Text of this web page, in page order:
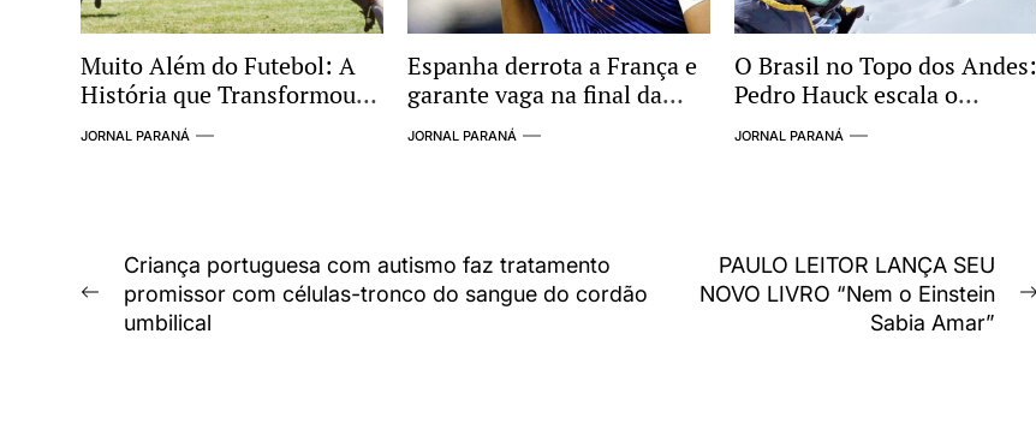
Muito Além do Futebol: A
História que Transformou
Argentina e Inglaterra em
JORNAL PARANÁ
Espanha derrota a França e
garante vaga na final da
Copa do Mundo de 2026
JORNAL PARANÁ
O Brasil no Topo dos Andes:
Pedro Hauck escala o
Coropuna e se torna o 2º
JORNAL PARANÁ
Navegação
de
Post
Previous
post:
Criança portuguesa com autismo faz tratamento
promissor com células-tronco do sangue do cordão
umbilical
PAULO LEITOR LANÇA SEU
NOVO LIVRO “Nem o Einstein
Sabia Amar”